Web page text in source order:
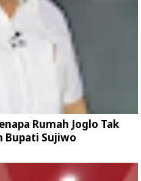
Rumah Joglo Tak
Bupati Sujiwo